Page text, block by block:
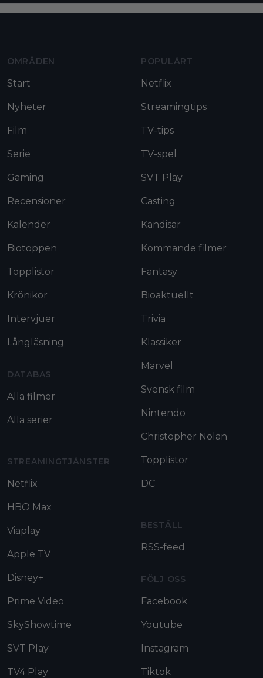
OMRÅDEN
Start
Nyheter
Film
Serie
Gaming
Recensioner
Kalender
Biotoppen
Topplistor
Krönikor
Intervjuer
Långläsning
DATABAS
Alla filmer
Alla serier
STREAMINGTJÄNSTER
Netflix
HBO Max
Viaplay
Apple TV
Disney+
Prime Video
SkyShowtime
SVT Play
TV4 Play
POPULÄRT
Netflix
Streamingtips
TV-tips
TV-spel
SVT Play
Casting
Kändisar
Kommande filmer
Fantasy
Bioaktuellt
Trivia
Klassiker
Marvel
Svensk film
Nintendo
Christopher Nolan
Topplistor
DC
BESTÄLL
RSS-feed
FÖLJ OSS
Facebook
Youtube
Instagram
Tiktok